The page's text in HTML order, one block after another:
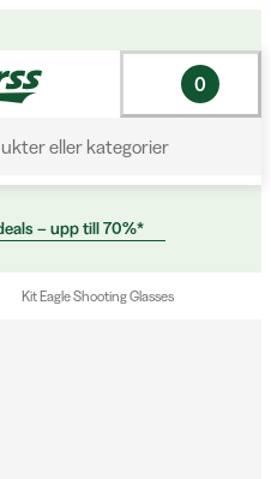
eller kategorier
0
– upp till 70%*
Kit Eagle Shooting Glasses